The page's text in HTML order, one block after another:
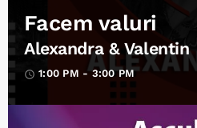
Facem valuri
Alexandra & Valentin
access_time 1:00 PM - 3:00 PM